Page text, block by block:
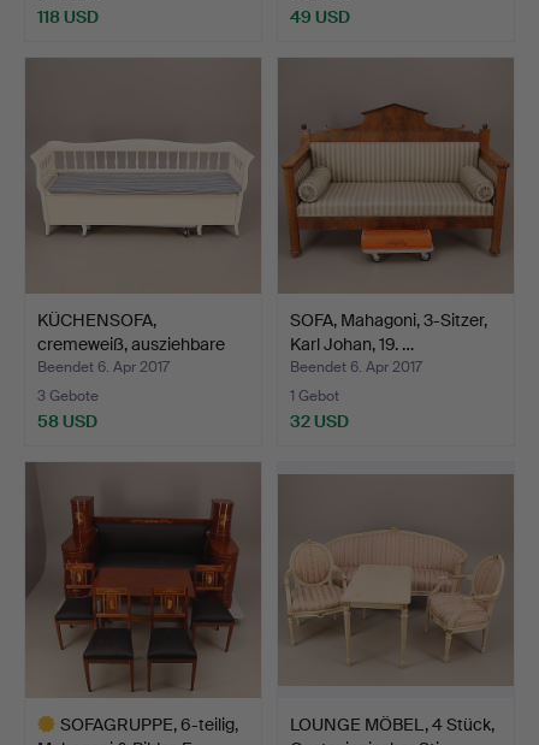
118 USD 49 USD
KÜCHENSOFA,
cremeweiß, ausziehbare
Bettsta…
Beendet 6. Apr 2017
3 Gebote
58 USD
SOFA, Mahagoni, 3-Sitzer,
Karl Johan, 19. …
Beendet 6. Apr 2017
1 Gebot
32 USD
SOFAGRUPPE, 6-teilig,
LOUNGE MÖBEL, 4 Stück,